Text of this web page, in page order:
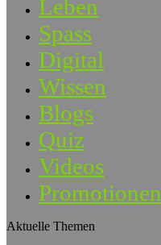
Leben
Spass
Digital
Wissen
Blogs
Quiz
Videos
Promotionen
Aktuelle Themen